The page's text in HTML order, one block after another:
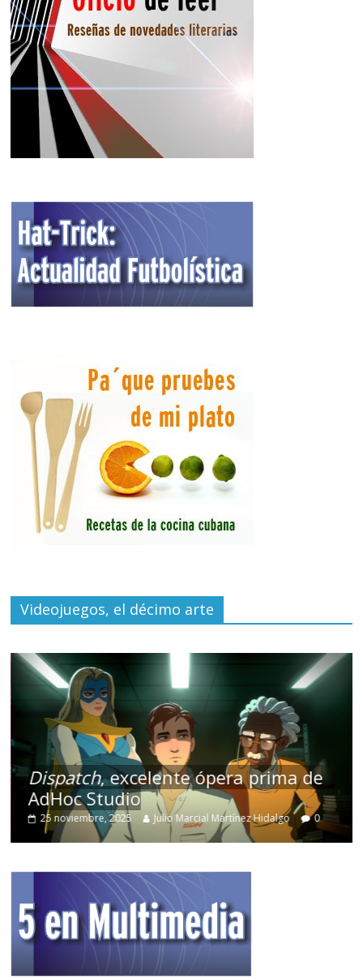
Videojuegos, el décimo arte
Dispatch, excelente ópera prima de
AdHoc Studio
25 noviembre, 2025 Julio Marcial Martínez Hidalgo 0